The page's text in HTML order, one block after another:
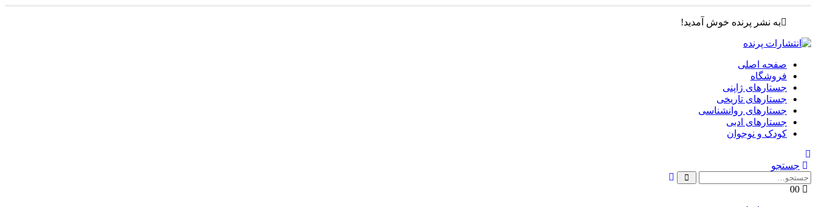
به نشر پرنده خوش آمدید!
صفحه اصلی
فروشگاه
جستارهای ژاپنی
جستارهای تاریخی
جستارهای روانشناسی
جستارهای ادبی
کودک و نوجوان
جستجو
00